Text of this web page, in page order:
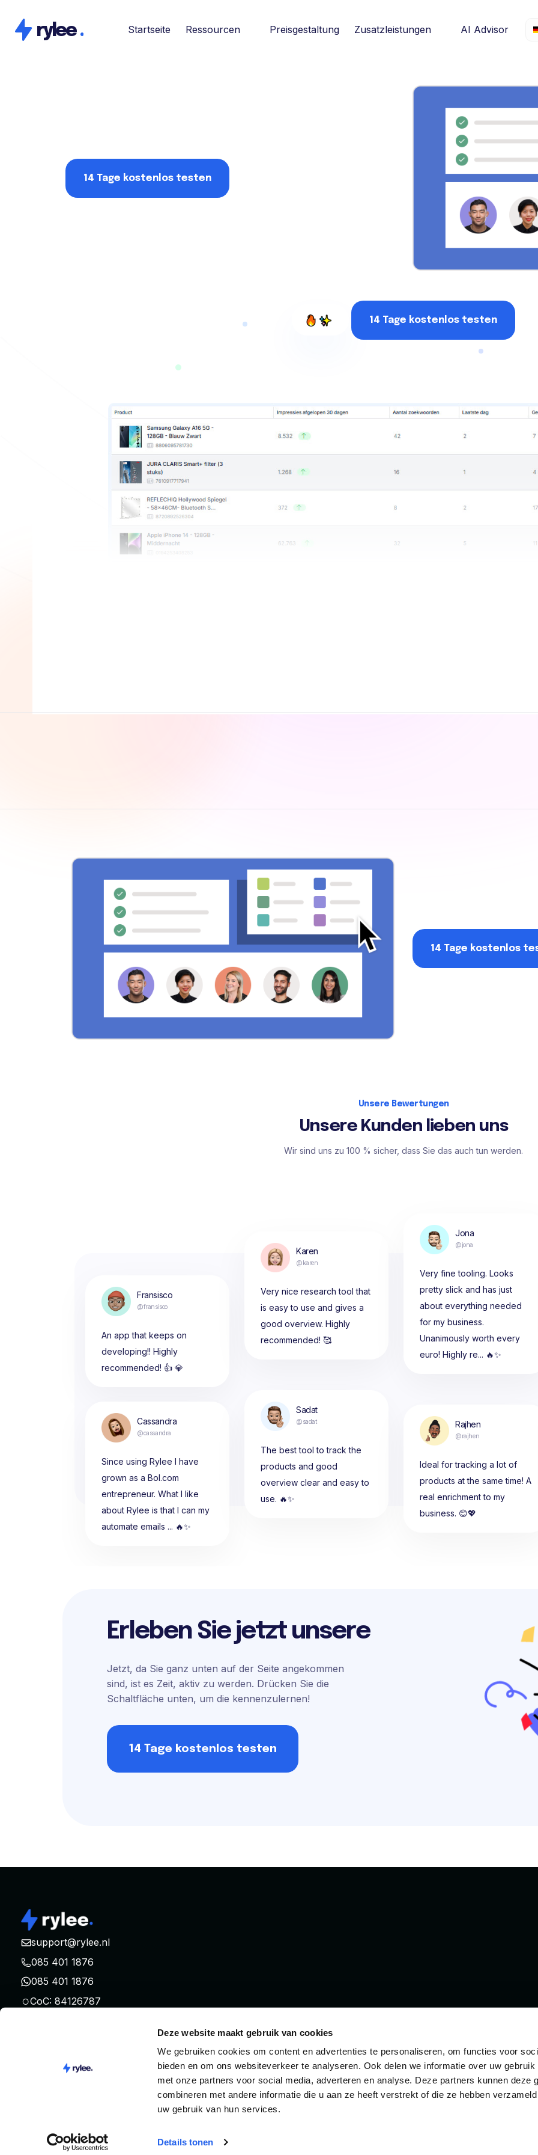
Deze website maakt gebruik van cookies
We gebruiken cookies om content en advertenties te personaliseren, om functies voor
bieden en om ons websiteverkeer te analyseren. Ook delen we informatie over uw
met onze partners voor social media, adverteren en analyse. Deze partners kunnen deze
combineren met andere informatie die u aan ze heeft verstrekt of die ze hebben
uw gebruik van hun services.
Details tonen
rylee. Startseite Ressourcen Preisgestaltung Zusatzleistungen AI Advisor
14 Tage kostenlos testen
14 Tage kostenlos testen
14 Tage kostenlos
Unsere Bewertungen
Unsere Kunden lieben uns
Wir sind uns zu 100 % sicher, dass Sie das auch tun werden.
Fransisco
@fransisco
An app that keeps on
developing!! Highly
recommended! 👍 💎
Karen
@karen
Very nice research tool that
is easy to use and gives a
good overview. Highly
recommended! 🥰
Jona
@jona
Very fine tooling. Looks
pretty slick and has just
about everything needed
for my business.
Unanimously worth every
euro! Highly re... 🔥✨
Cassandra
@cassandra
Since using Rylee I have
grown as a Bol.com
entrepreneur. What I like
about Rylee is that I can my
automate emails ... 🔥✨
Sadat
@sadat
The best tool to track the
products and good
overview clear and easy to
use. 🔥✨
Rajhen
@rajhen
Ideal for tracking a lot of
products at the same time! A
real enrichment to my
business. 😊💖
Erleben Sie jetzt unsere
Jetzt, da Sie ganz unten auf der Seite angekommen
sind, ist es Zeit, aktiv zu werden. Drücken Sie die
Schaltfläche unten, um die kennenzulernen!
14 Tage kostenlos testen
support@rylee.nl
085 401 1876
085 401 1876
○CoC: 84126787
Nederland | Nederlands